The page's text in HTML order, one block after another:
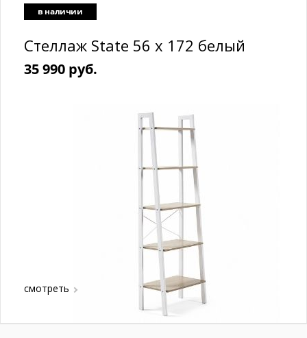
в наличии
смотреть
Стеллаж State 56 х 172 белый
35 990 руб.